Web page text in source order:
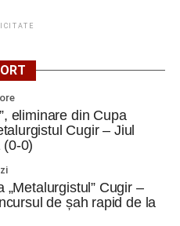
eliminare din Cupa
Cugir – Jiul
(0-0)
„Metalurgistul” Cugir –
de șah rapid de la